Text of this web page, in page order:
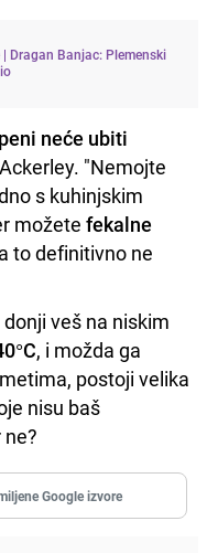
Dragan Banjac: Plemenski
neće ubiti
"Nemojte
s kuhinjskim
možete fekalne
to definitivno ne
veš na niskim
, i možda ga
postoji velika
nisu baš
Google izvore